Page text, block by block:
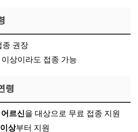
종 권장
상이라도 접종 가능
령
르신을 대상으로 무료 접종 지원
상부터 지원